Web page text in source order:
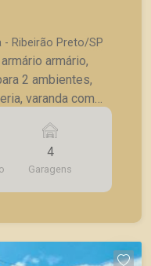
- Ribeirão Preto/SP
armário,
2 ambientes,
varanda com
vagas de
4
Garagens